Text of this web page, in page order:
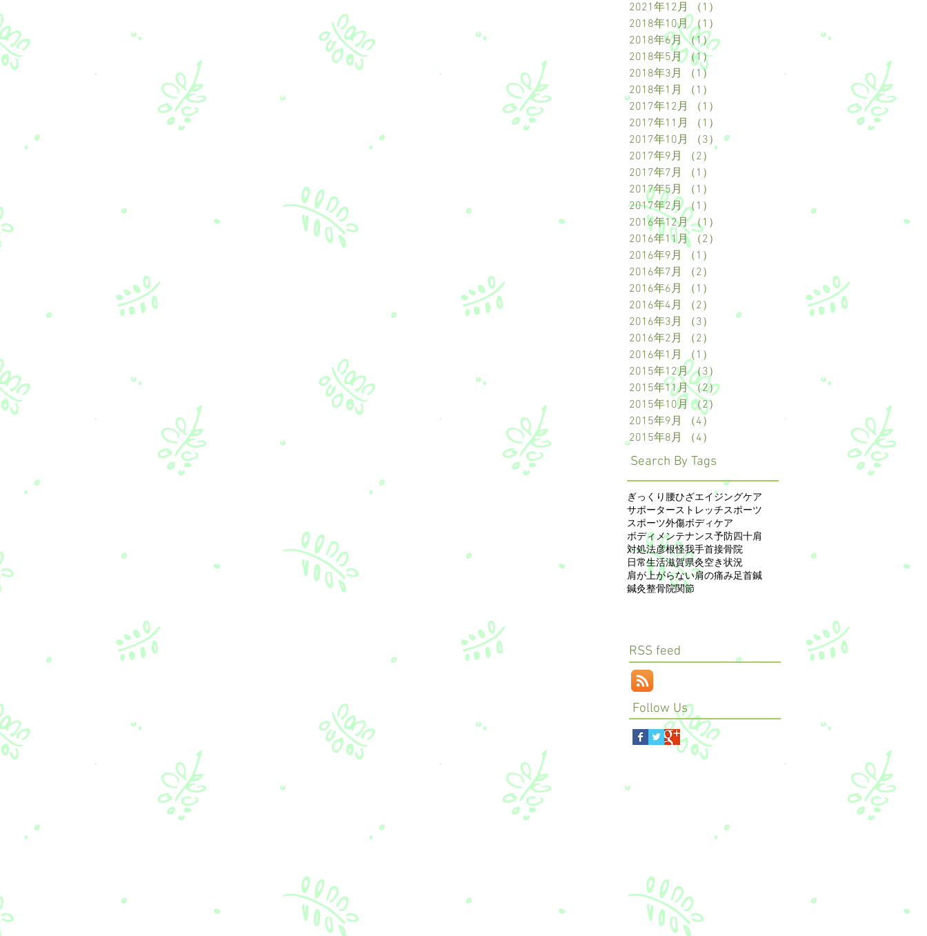
2021年12月
（1）
2018年10月 （1）
2018年6月 （1）1件の記事
2018年5月 （1）
2018年3月
（1）
2018年1月
（1）
2017年12月
（1）
2017年11月
（1）
2017年10月
（3）
3件の記事
2017年9月
（2）
2017年7月
（1）
2017年5月
（1）
2017年2月 （1）
2016年12月 （1）
2016年11月
（2）
2016年9月
（1）
2016年7月
（2）
2016年6月
（1）
2016年4月
（2）
2016年3月
（3）
3件の記事
2016年2月
（2）
2016年1月 （1）
2015年12月 （3）
2015年11月 （2）2件の記事
2015年10月 （2）
2015年9月
（4）
2015年8月
（4）
Search By Tags
ぎっくり腰ひざエイジングケア
サポーターストレッチスポーツ
スポーツ外傷ボディケア
ボディメンテナンス予防四十肩
対処法彦根怪我手首接骨院
日常生活滋賀県灸空き状況
肩が上がらない肩の痛み足首鍼
鍼灸整骨院関節
RSS feed
Follow Us